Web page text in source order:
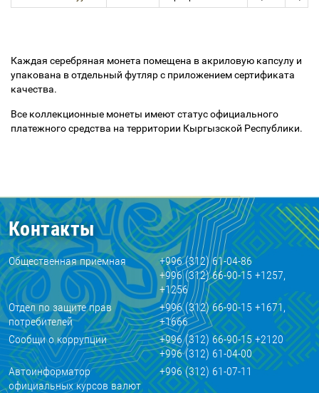
Каждая серебряная монета помещена в акриловую капсулу и
упакована в отдельный футляр с приложением сертификата
качества.
Все коллекционные монеты имеют статус официального
платежного средства на территории Кыргызской Республики.
Контакты
Общественная приемная
+996 (312) 61-04-86
+996 (312) 66-90-15 +1257,
+1256
Отдел по защите прав
потребителей
+996 (312) 66-90-15 +1671,
+1666
Сообщи о коррупции
+996 (312) 66-90-15 +2120
+996 (312) 61-04-00
Автоинформатор
официальных курсов валют
+996 (312) 61-07-11